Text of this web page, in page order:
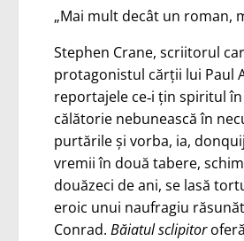
„Mai mult decât un roman,
Stephen Crane, scriitorul
protagonistul cărții lui Paul
reportajele ce‑i țin spiritul
călătorie nebunească în
purtările și vorba, ia,
vremii în două tabere,
douăzeci de ani, se lasă
eroic unui naufragiu
Conrad. Băiatul sclipitor